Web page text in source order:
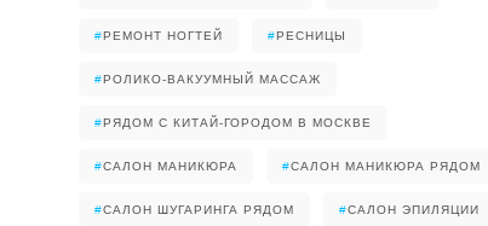
#РЕМОНТ НОГТЕЙ #РЕСНИЦЫ
#РОЛИКО-ВАКУУМНЫЙ МАССАЖ
#РЯДОМ С КИТАЙ-ГОРОДОМ В МОСКВЕ
#САЛОН МАНИКЮРА #САЛОН МАНИКЮРА РЯДОМ
#САЛОН ШУГАРИНГА РЯДОМ #САЛОН ЭПИЛЯЦИИ